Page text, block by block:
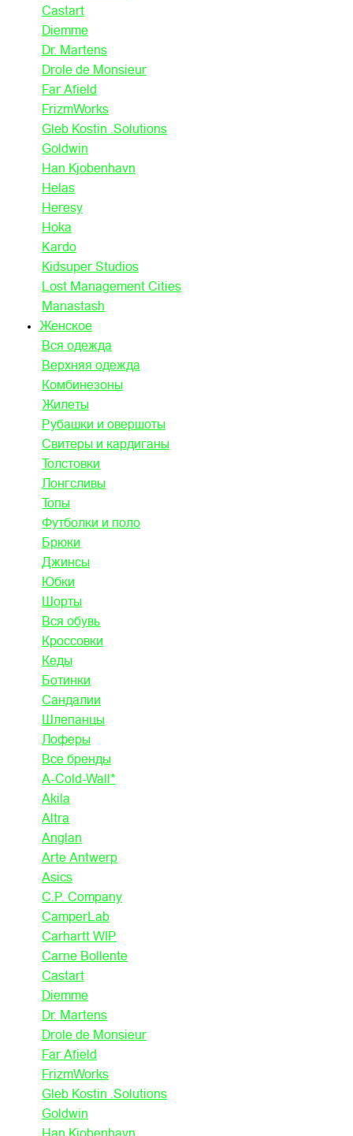
Castart
Diemme
Dr. Martens
Drole de Monsieur
Far Afield
FrizmWorks
Gleb Kostin .Solutions
Goldwin
Han Kjobenhavn
Helas
Heresy
Hoka
Kardo
Kidsuper Studios
Lost Management Cities
Manastash
Женское
Вся одежда
Верхняя одежда
Комбинезоны
Жилеты
Рубашки и овершоты
Свитеры и кардиганы
Толстовки
Лонгсливы
Топы
Футболки и поло
Брюки
Джинсы
Юбки
Шорты
Вся обувь
Кроссовки
Кеды
Ботинки
Сандалии
Шлепанцы
Лоферы
Все бренды
A-Cold-Wall*
Akila
Altra
Anglan
Arte Antwerp
Asics
C.P. Company
CamperLab
Carhartt WIP
Carne Bollente
Castart
Diemme
Dr. Martens
Drole de Monsieur
Far Afield
FrizmWorks
Gleb Kostin .Solutions
Goldwin